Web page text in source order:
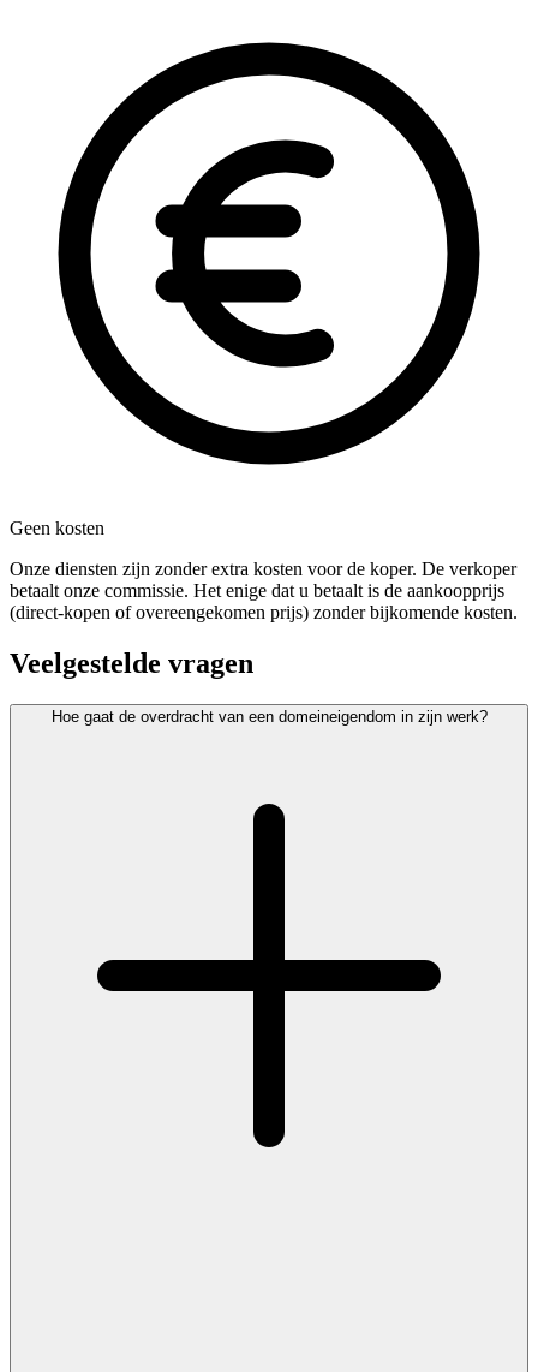
Geen kosten
Onze diensten zijn zonder extra kosten voor de koper. De verkoper
betaalt onze commissie. Het enige dat u betaalt is de aankoopprijs
(direct-kopen of overeengekomen prijs) zonder bijkomende kosten.
Veelgestelde vragen
Hoe gaat de overdracht van een domeineigendom in zijn werk?